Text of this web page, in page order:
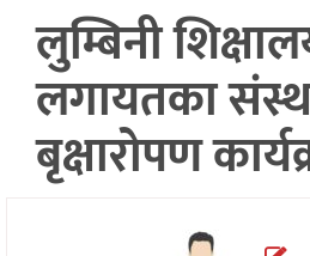
अर्थतन्त्र
स्वास्थ्य
शिक्षा
प्रदेश
लुम्बिनी
लगायतका
बृक्षारोपण